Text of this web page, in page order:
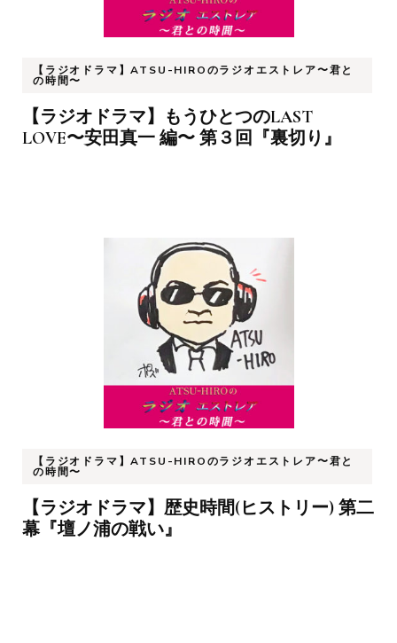
【ラジオドラマ】ATSU-HIROのラジオエストレア〜君と
の時間〜
【ラジオドラマ】もうひとつのLAST
LOVE〜安田真一 編〜 第３回『裏切り』
【ラジオドラマ】ATSU-HIROのラジオエストレア〜君と
の時間〜
【ラジオドラマ】歴史時間(ヒストリー) 第二
幕『壇ノ浦の戦い』